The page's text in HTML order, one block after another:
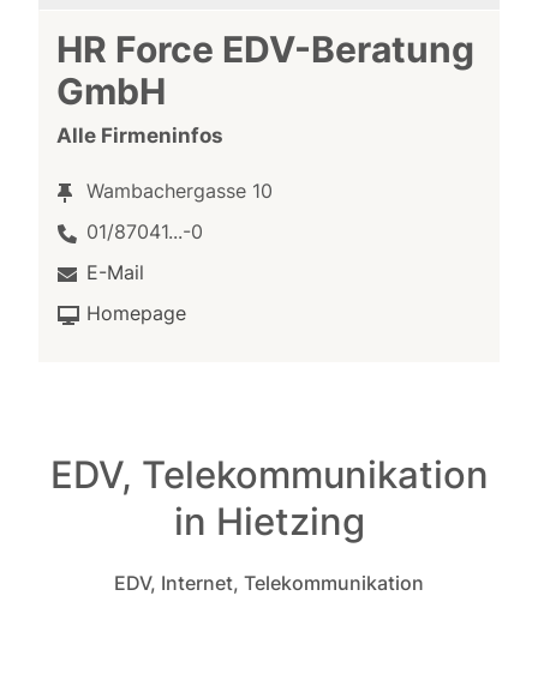
HR Force EDV-Beratung
GmbH
Alle Firmeninfos
Wambachergasse 10
01/87041...-0
E-Mail
Homepage
EDV, Telekommunikation
in Hietzing
EDV, Internet, Telekommunikation